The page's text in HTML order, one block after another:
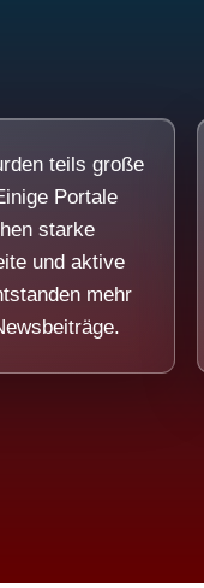
teils große
Portale
starke
und aktive
mehr